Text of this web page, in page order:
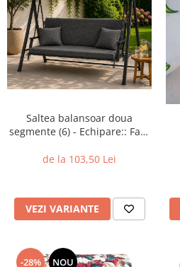
Saltea balansoar doua
segmente (6) - Echipare:: Fara
de la 103,50 Lei
VEZI VARIANTE
-28% NOU